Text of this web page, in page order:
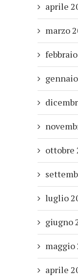
aprile
marzo
ottobre
luglio
giugno
maggio
aprile